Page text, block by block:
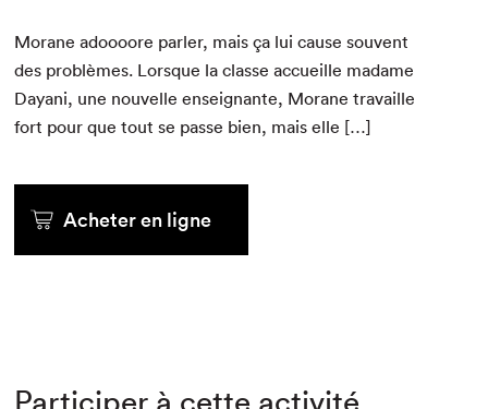
Morane adoooore par­ler, mais ça lui cause sou­vent
des prob­lèmes. Lorsque la classe accueille madame
Dayani, une nou­velle enseignante, Morane tra­vaille
fort pour que tout se passe bien, mais elle […]
Acheter en ligne
Participer à cette activité